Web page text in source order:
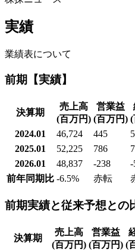
実績
業績表について
前期【実績】
決算期
売上高
(百万円)
営業益
(百万円) (
2024.01 46,724 445
2025.01
52,225 786
2026.01
48,837 -238 -
前年同期比 -6.5% 赤転
前期実績と従来予想との
決算期
売上高
(百万円)
営業益
(百万円) (